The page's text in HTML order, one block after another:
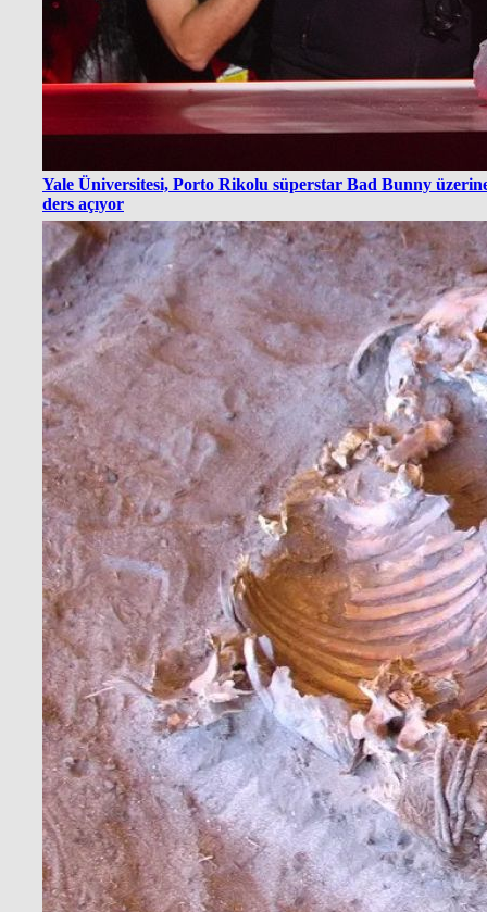
Yale Üniversitesi, Porto Rikolu süperstar Bad Bunny
ders açıyor